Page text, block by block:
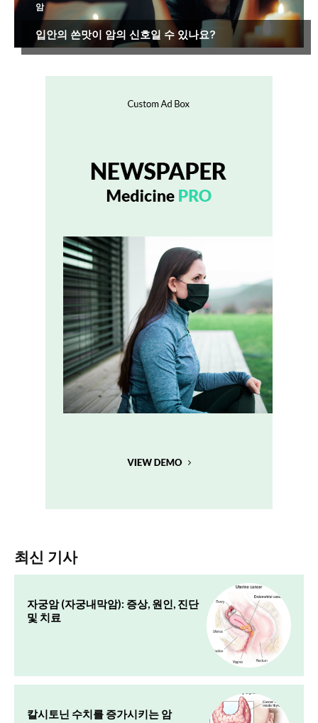
암
입안의 쓴맛이 암의 신호일 수 있나요?
최신 기사
자궁암 (자궁내막암): 증상, 원인, 진단
및 치료
칼시토닌 수치를 증가시키는 암